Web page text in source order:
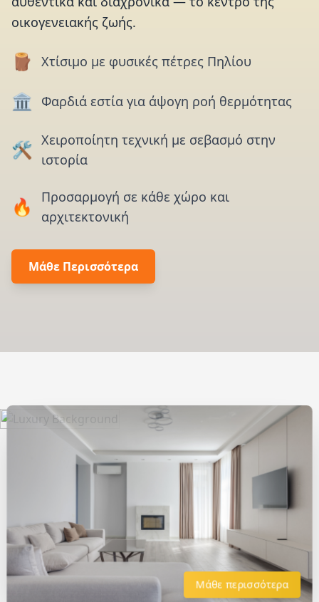
οικογενειακής ζωής.
🪵 Χτίσιμο με φυσικές πέτρες Πηλίου
🏛️ Φαρδιά εστία για άψογη ροή θερμότητας
🛠️ Χειροποίητη τεχνική με σεβασμό στην
ιστορία
🔥
Προσαρμογή σε κάθε χώρο και
αρχιτεκτονική
Μάθε Περισσότερα
Μάθε περισσότερα